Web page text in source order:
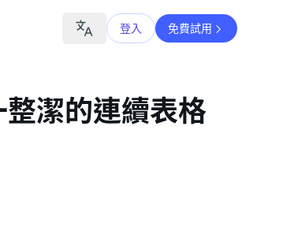
登入 免費試用
潔的連續表格